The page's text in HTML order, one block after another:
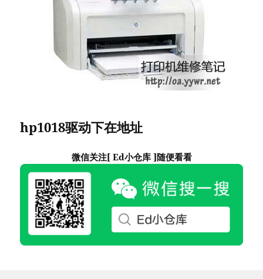
hp1018驱动下在地址
微信关注[ Ed小仓库 ]随便看看